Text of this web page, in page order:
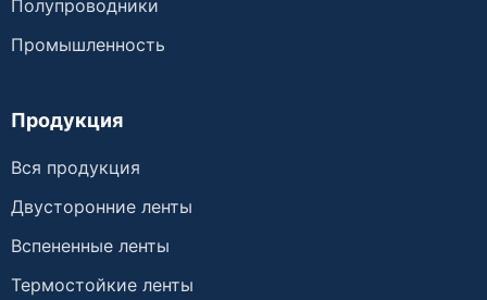
Полупроводники
Промышленность
Продукция
Вся продукция
Двусторонние ленты
Вспененные ленты
Термостойкие ленты